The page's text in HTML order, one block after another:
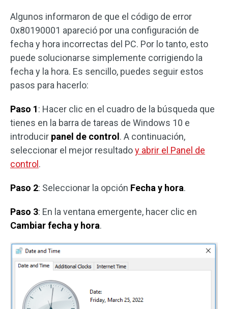
Algunos informaron de que el código de error
0x80190001 apareció por una configuración de
fecha y hora incorrectas del PC. Por lo tanto, esto
puede solucionarse simplemente corrigiendo la
fecha y la hora. Es sencillo, puedes seguir estos
pasos para hacerlo:
Paso 1: Hacer clic en el cuadro de la búsqueda que
tienes en la barra de tareas de Windows 10 e
introducir panel de control. A continuación,
seleccionar el mejor resultadoy abrir el Panel de
control.
Paso 2: Seleccionar la opción Fecha y hora.
Paso 3: En la ventana emergente, hacer clic en
Cambiar fecha y hora.